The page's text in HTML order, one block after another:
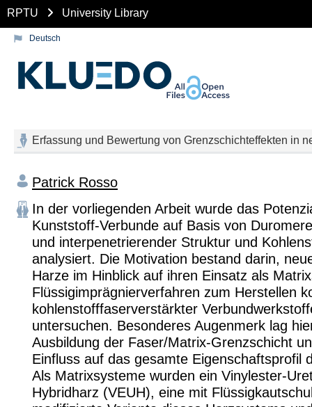
RPTU University Library
Deutsch
Erfassung und Bewertung von Grenzschichteffekten in
Patrick Rosso
In der vorliegenden Arbeit wurde das
Kunststoff-Verbunde auf Basis von
und interpenetrierender Struktur und
analysiert. Die Motivation bestand darin,
Harze im Hinblick auf ihren Einsatz als
Flüssigimprägnierverfahren zum Herstellen
kohlenstofffaserverstärkter
untersuchen. Besonderes Augenmerk lag
Ausbildung der Faser/Matrix-Grenzschicht
Einfluss auf das gesamte Eigenschaftsprofil
Als Matrixsysteme wurden ein Vinylester-
Hybridharz (VEUH), eine mit